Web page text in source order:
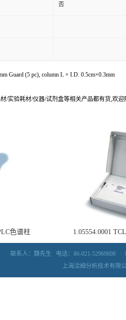
否
Guard (5 pc), column L × I.D. 0.5cm×0.3mm
/实验耗材/仪器/试剂盒等相关产品都有货,欢
色谱柱 1.05554.0001
联系人：魏先生 电话：86-021-52969808
上海洽姆分析技术有限